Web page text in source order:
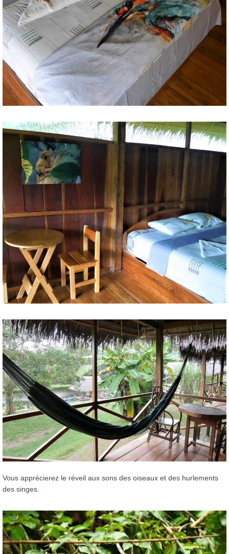
Vous apprécierez le réveil aux sons des oiseaux et des hurlements
des singes.